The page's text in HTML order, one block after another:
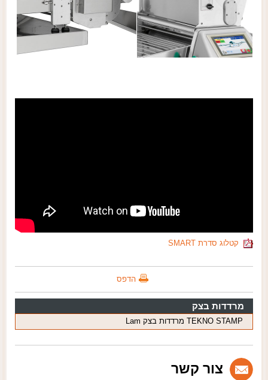
קטלוג סדרת SMART
הדפס
מרדדות בצק
TEKNO STAMP מרדדות בצק Lam
צור קשר